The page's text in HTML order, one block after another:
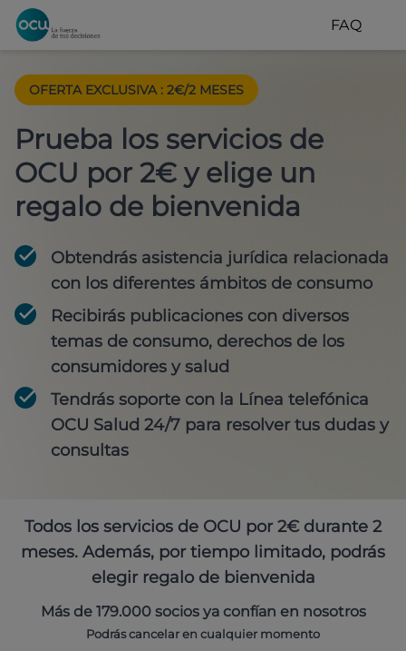
FAQ
OFERTA EXCLUSIVA : 2€/2 MESES
Prueba los servicios de
OCU por 2€ y elige un
regalo de bienvenida
Obtendrás asistencia jurídica relacionada
con los diferentes ámbitos de consumo
Recibirás publicaciones con diversos
temas de consumo, derechos de los
consumidores y salud
Tendrás soporte con la Línea telefónica
OCU Salud 24/7 para resolver tus dudas y
consultas
Todos los servicios de OCU por 2€ durante 2
meses. Además, por tiempo limitado, podrás
elegir regalo de bienvenida
Más de 179.000 socios ya confían en nosotros
Podrás cancelar en cualquier momento